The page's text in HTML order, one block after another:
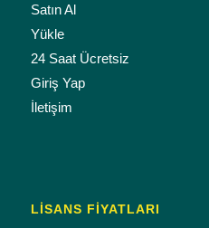
Satın Al
Yükle
24 Saat Ücretsiz
Giriş Yap
İletişim
LISANS FIYATLARI